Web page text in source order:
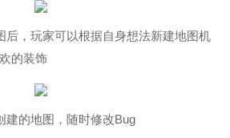
后，玩家可以根据自身想法新建地图机
的装饰
建的地图，随时修改Bug